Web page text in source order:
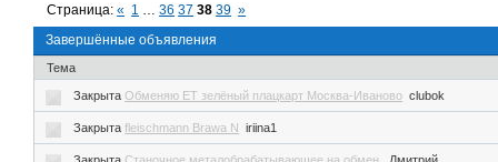
Завершённые объявления
Страница:« 1 36 37 38 39 »
Тема
ЗакрытаОбменяю ET зелёный плацкарт Москва-Иваново clubok
Закрытаfleischmann Brawa N iriina1